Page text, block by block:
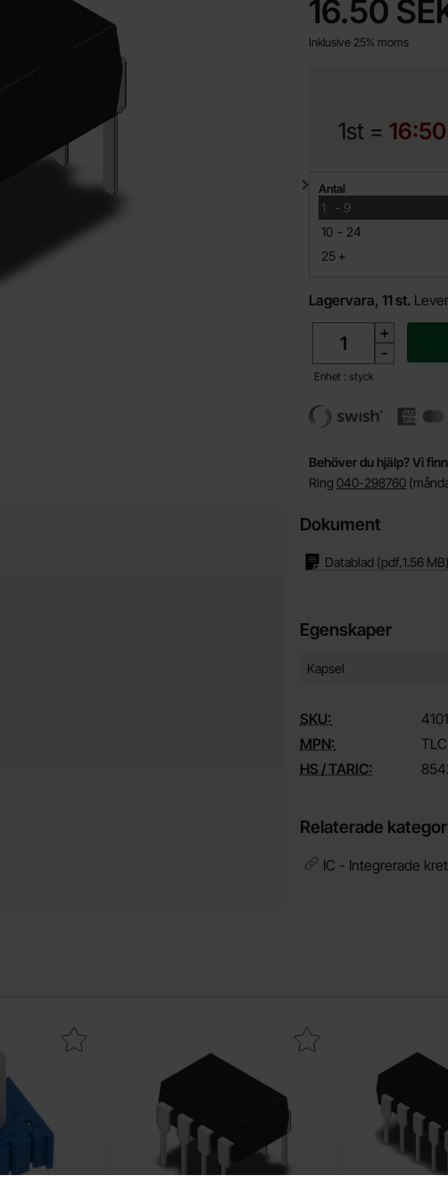
pris
16.50
Inklusive 25% moms
1st = 16:50
Mängdrabatt
Antal
1 -
till 9
10 -
till 24
25 +
till
Lagervara, 11 st.
+
-
Enhet : styck
Behöver du hjälp? Vi
Ring 040-298760
Dokument
Datablad (pdf,1.56 MB)
Egenskaper
Egenskaper/attribut för
Attribut
Kapsel
SKU: 4101
MPN:
HS / TARIC:
Relaterade
IC - Integrerade
3386P 10kohm med vred som favoritMakera mCP6002 DIP-8 RRO dual op-amp 1.8V som
Makera 74HC14